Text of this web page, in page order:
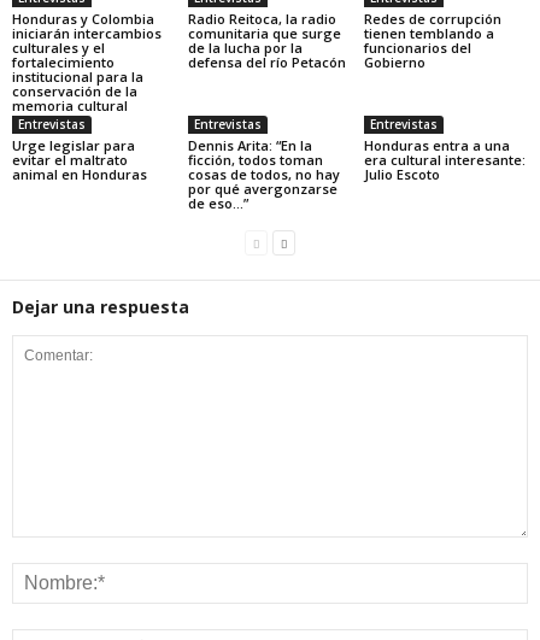
Honduras y Colombia
iniciarán intercambios
culturales y el
fortalecimiento
institucional para la
conservación de la
memoria cultural
Radio Reitoca, la radio
comunitaria que surge
de la lucha por la
defensa del río Petacón
Redes de corrupción
tienen temblando a
funcionarios del
Gobierno
Entrevistas
Urge legislar para
evitar el maltrato
animal en Honduras
Entrevistas
Dennis Arita: “En la
ficción, todos toman
cosas de todos, no hay
por qué avergonzarse
de eso…”
Entrevistas
Honduras entra a una
era cultural interesante:
Julio Escoto
Dejar una respuesta